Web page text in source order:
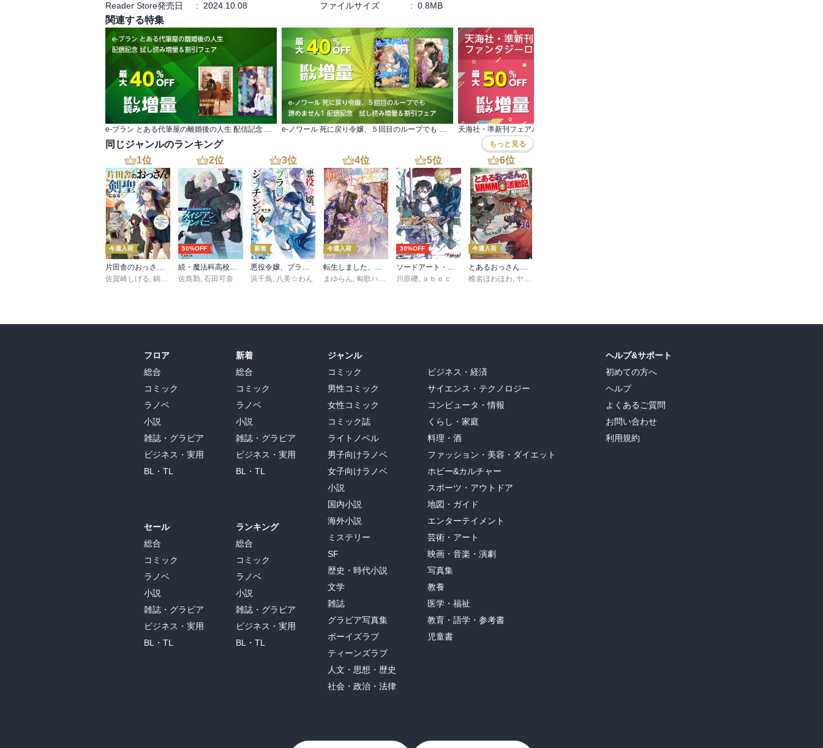
Reader Store発売日
: 2024.10.08 ファイルサイズ : 0.8MB
関連する特集
e-ブラン とある代筆屋の離婚後の人生 配信記念 試し読み増量＆割引フェア e-ノワール 死に戻り令嬢、５回目のループでも 諦めません1 配信記念 試し読み増量＆割引フェア
同じジャンルのランキング もっと見る
1位
今週入荷
片田舎のおっさん、剣聖になる 11 ～ただの田舎の剣術師範だったのに、大成した弟子たちが俺を放ってくれない件～
佐賀崎しげる, 鍋島テツヒロ
2位
50%OFF
続・魔法科高校の劣等生 メイジアン・カンパニー(11)
佐島勤, 石田可奈
3位
新着
悪役令嬢、ブラコンにジョブチェンジします９【電子特典付き】
浜千鳥, 八美☆わん
4位
今週入荷
転生しました、サラナ・キンジェです。ごきげんよう。５ ～婚約破棄されたので田舎で気ままに暮らしたいと思います～【電子書店共通特典SS付】
まゆらん, 匈歌ハトリ
5位
30%OFF
ソードアート・オンライン29 ユナイタル・リングVIII
川原礫, ａｂｅｃ
6位
今週入荷
とあるおっさんのＶＲＭＭＯ活動記34
椎名ほわほわ, ヤマーダ
フロア
総合
コミック
ラノベ
小説
雑誌・グラビア
ビジネス・実用
BL・TL
セール
総合
コミック
ラノベ
小説
雑誌・グラビア
ビジネス・実用
BL・TL
新着
総合
コミック
ラノベ
小説
雑誌・グラビア
ビジネス・実用
BL・TL
ランキング
総合
コミック
ラノベ
小説
雑誌・グラビア
ビジネス・実用
BL・TL
ジャンル
コミック
男性コミック
女性コミック
コミック誌
ライトノベル
男子向けラノベ
女子向けラノベ
小説
国内小説
海外小説
ミステリー
SF
歴史・時代小説
文学
雑誌
グラビア写真集
ボーイズラブ
ティーンズラブ
人文・思想・歴史
社会・政治・法律
ビジネス・経済
サイエンス・テクノロジー
コンピュータ・情報
くらし・家庭
料理・酒
ファッション・美容・ダイエット
ホビー&カルチャー
スポーツ・アウトドア
地図・ガイド
エンターテイメント
芸術・アート
映画・音楽・演劇
写真集
教養
医学・福祉
教育・語学・参考書
児童書
ヘルプ&サポート
初めての方へ
ヘルプ
よくあるご質問
お問い合わせ
利用規約